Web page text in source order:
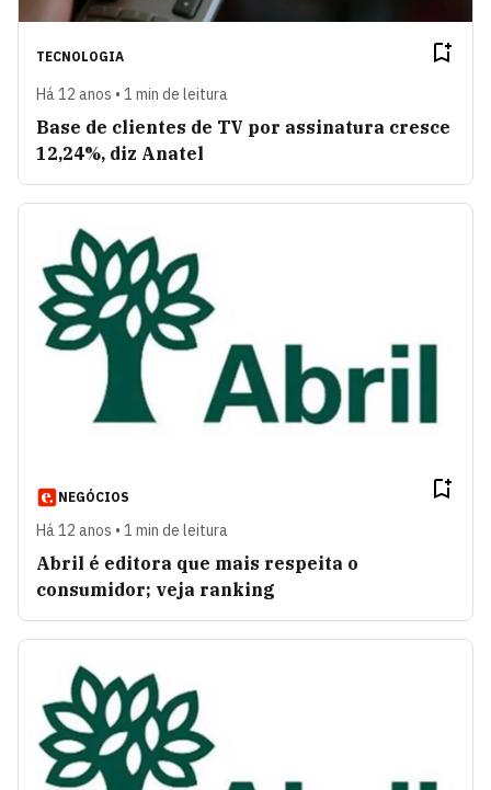
TECNOLOGIA
Há 12 anos • 1 min de leitura
Base de clientes de TV por assinatura cresce
12,24%, diz Anatel
NEGÓCIOS
Há 12 anos • 1 min de leitura
Abril é editora que mais respeita o
consumidor; veja ranking